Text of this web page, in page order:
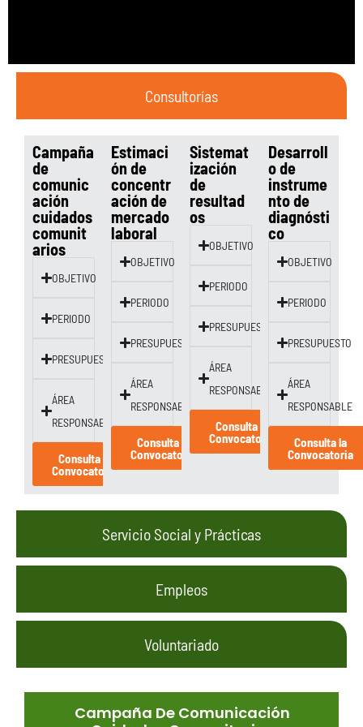
Consultorías
Servicio Social y Prácticas
Empleos
Voluntariado
Campaña
de
comunic
ación
cuidados
comunit
arios
OBJETIVO
PERIODO
PRESUPUESTO
ÁREA
RESPONSABLE
Consulta la
Convocatoria
Estimaci
ón de
concentr
ación de
mercado
laboral
OBJETIVO
PERIODO
PRESUPUESTO
ÁREA
RESPONSABLE
Consulta la
Convocatoria
Sistemat
ización
de
resultad
os
OBJETIVO
PERIODO
PRESUPUESTO
ÁREA
RESPONSABLE
Consulta la
Convocatoria
Desarroll
o de
instrume
nto de
diagnósti
co
OBJETIVO
PERIODO
PRESUPUESTO
ÁREA
RESPONSABLE
Consulta la
Convocatoria
Campaña De Comunicación